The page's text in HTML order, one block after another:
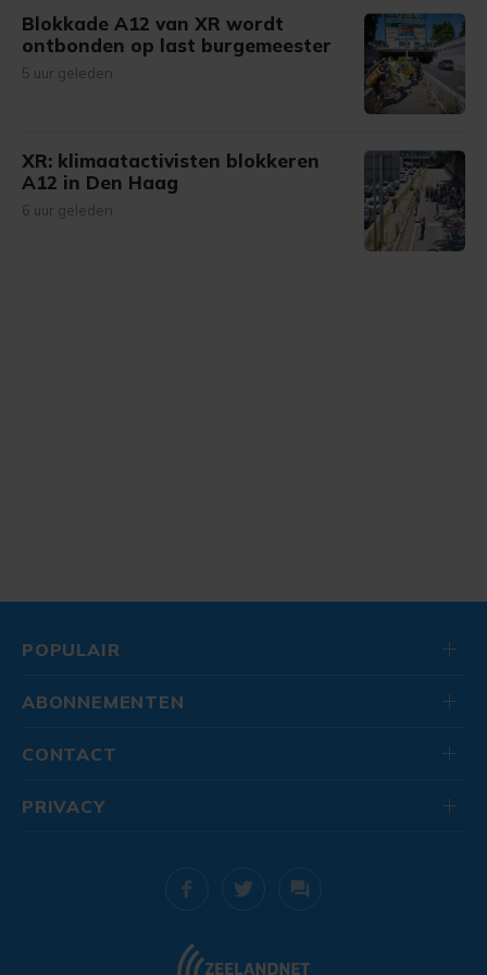
Blokkade A12 van XR wordt
ontbonden op last burgemeester
5 uur geleden
XR: klimaatactivisten blokkeren
A12 in Den Haag
6 uur geleden
POPULAIR
ABONNEMENTEN
CONTACT
PRIVACY